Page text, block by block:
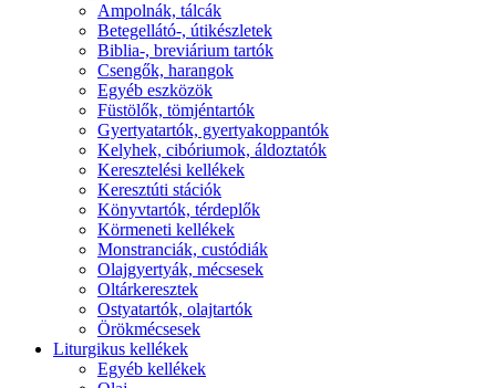
Ampolnák, tálcák
Betegellátó-, útikészletek
Biblia-, breviárium tartók
Csengők, harangok
Egyéb eszközök
Füstölők, tömjéntartók
Gyertyatartók, gyertyakoppantók
Kelyhek, cibóriumok, áldoztatók
Keresztelési kellékek
Keresztúti stációk
Könyvtartók, térdeplők
Körmeneti kellékek
Monstranciák, custódiák
Olajgyertyák, mécsesek
Oltárkeresztek
Ostyatartók, olajtartók
Örökmécsesek
Liturgikus kellékek
Egyéb kellékek